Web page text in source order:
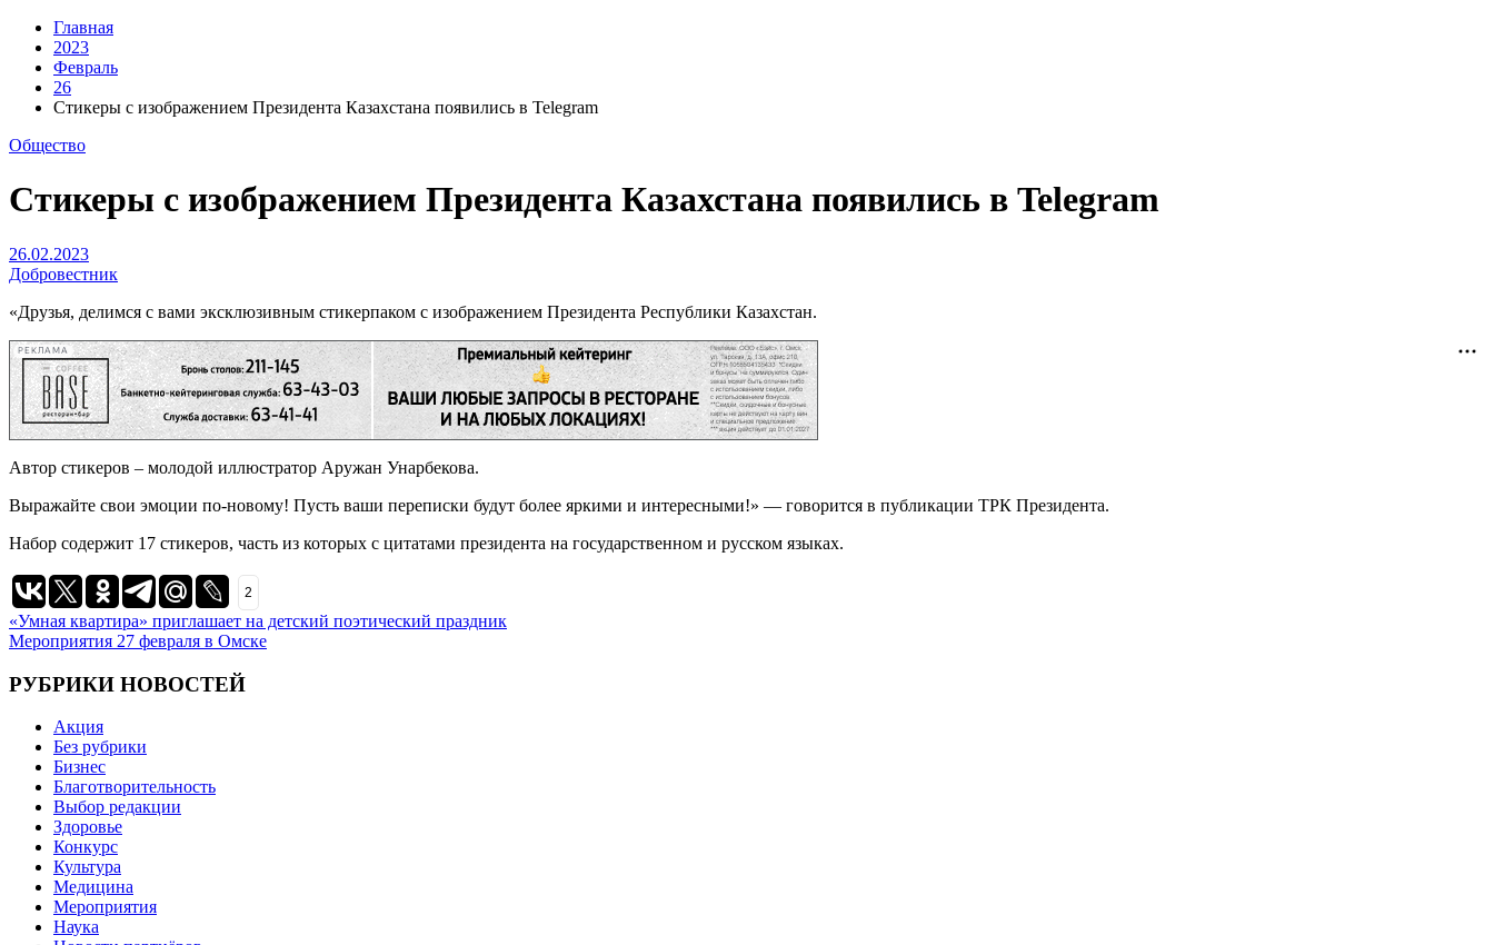
Главная
2023
Февраль
26
Стикеры с изображением Президента Казахстана появились в Telegram
Общество
Стикеры с изображением Президента Казахстана появились в Telegram
26.02.2023
Добровестник
«Друзья, делимся с вами эксклюзивным стикерпаком с изображением Президента Республики Казахстан.
РЕКЛАМА
Автор стикеров – молодой иллюстратор Аружан Унарбекова.
Выражайте свои эмоции по-новому! Пусть ваши переписки будут более яркими и интересными!» — говорится в публикации ТРК Президента.
Набор содержит 17 стикеров, часть из которых с цитатами президента на государственном и русском языках.
2
Навигация
по
записям
«Умная квартира» приглашает на детский поэтический праздник
Мероприятия 27 февраля в Омске
РУБРИКИ НОВОСТЕЙ
Акция
Без рубрики
Бизнес
Благотворительность
Выбор редакции
Здоровье
Конкурс
Культура
Медицина
Мероприятия
Наука